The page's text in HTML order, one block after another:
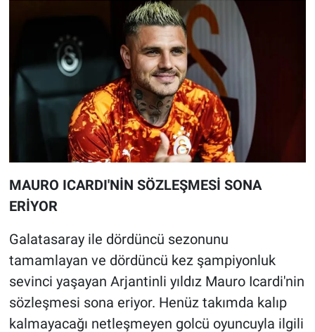
MAURO ICARDI'NİN SÖZLEŞMESİ SONA
ERİYOR
Galatasaray ile dördüncü sezonunu
tamamlayan ve dördüncü kez şampiyonluk
sevinci yaşayan Arjantinli yıldız Mauro Icardi'nin
sözleşmesi sona eriyor. Henüz takımda kalıp
kalmayacağı netleşmeyen golcü oyuncuyla ilgili